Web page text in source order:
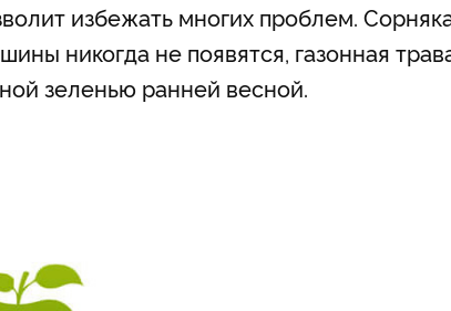
избежать многих проблем.
никогда не появятся, газонная
зеленью ранней весной.